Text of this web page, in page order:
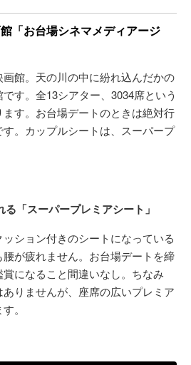
「お台場シネマメディアージ
館。天の川の中に紛れ込んだかの
す。全13シアター、3034席という
す。お台場デートのときは絶対行
。カップルシートは、スーパープ
「スーパープレミアシート」
ション付きのシートになっている
が疲れません。お台場デートを締
になること間違いなし。ちなみ
りませんが、座席の広いプレミア
。